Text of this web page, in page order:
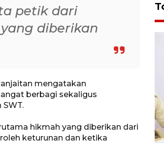
petik dari
diberikan
mengatakan
berbagi sekaligus
hikmah yang diberikan dari
keturunan dan ketika